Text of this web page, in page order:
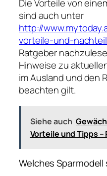
Die Vorteile von
sind auch unter
http://
vorteile-und-
Ratgeber
Hinweise zu
im Ausland und den
beachten gilt.
Siehe auch
Vorteile und Tipps –
Welches